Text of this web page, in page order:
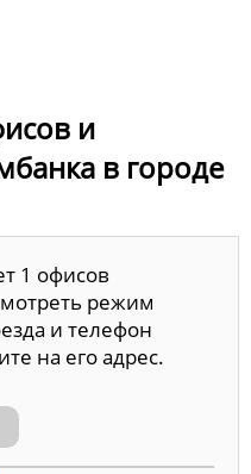
и
в городе
1 офисов
режим
и телефон
на его адрес.